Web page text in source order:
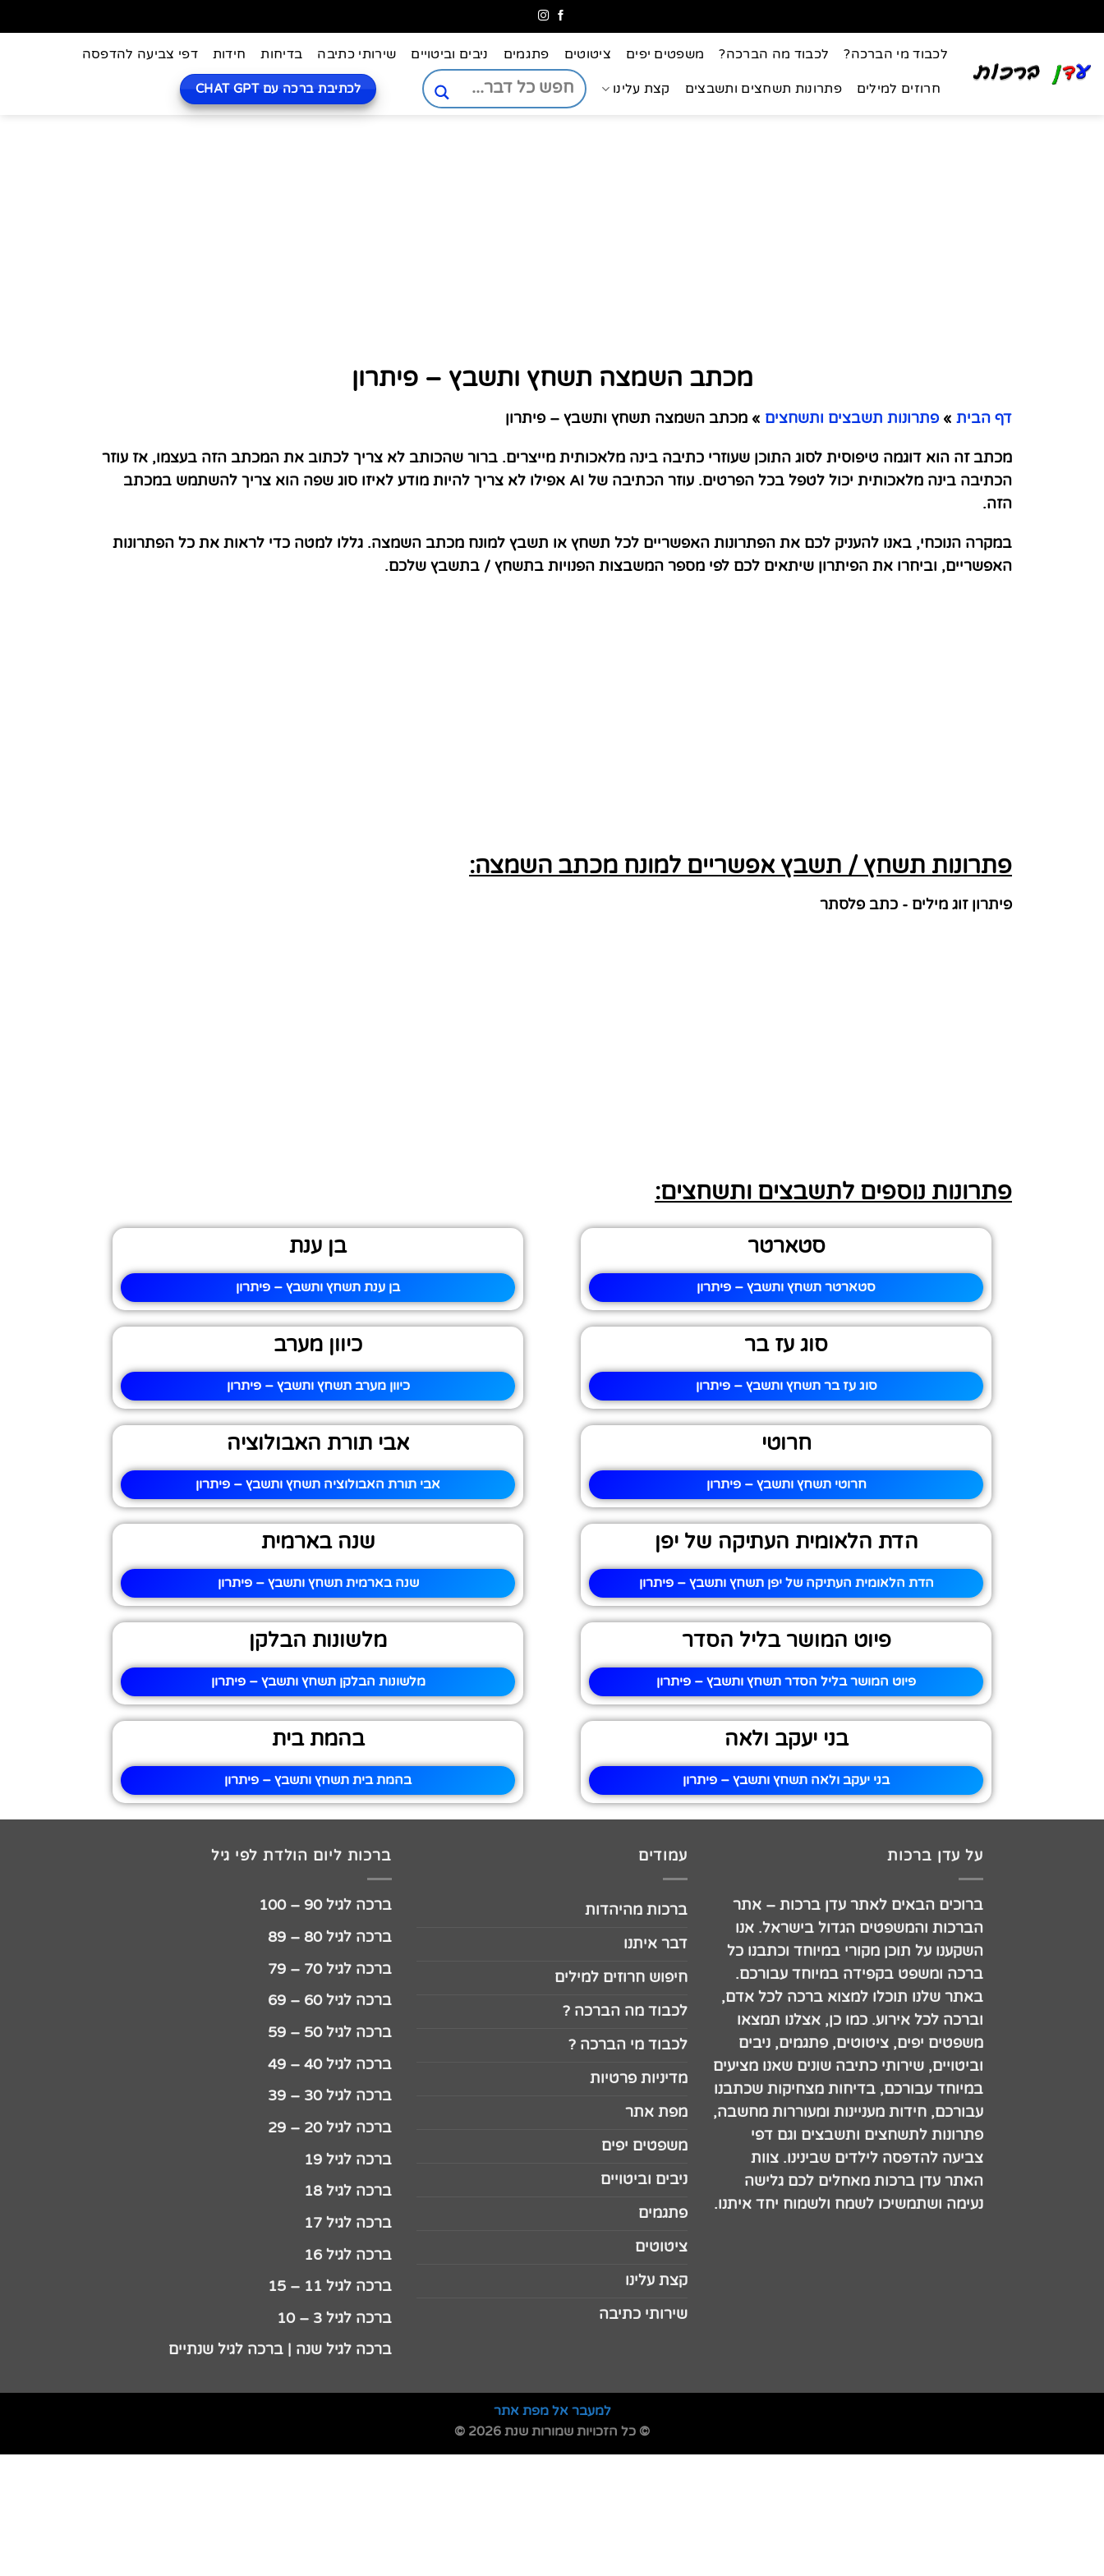
לכבוד מי הברכה? לכבוד מה הברכה? משפטים יפים ציטוטים פתגמים ניבים וביטויים שירותי כתיבה בדיחות חידות דפי צביעה להדפסה
חרוזים למילים פתרונות תשחצים ותשבצים קצת עלינו לכתיבת ברכה עם CHAT GPT
מכתב השמצה תשחץ ותשבץ – פיתרון
דף הבית » פתרונות תשבצים ותשחצים » מכתב השמצה תשחץ ותשבץ – פיתרון
מכתב זה הוא דוגמה טיפוסית לסוג התוכן שעוזרי כתיבה בינה מלאכותית מייצרים. ברור שהכותב לא צריך לכתוב את המכתב הזה בעצמו, אז עוזר
הכתיבה בינה מלאכותית יכול לטפל בכל הפרטים. עוזר הכתיבה של AI אפילו לא צריך להיות מודע לאיזו סוג שפה הוא צריך להשתמש במכתב
הזה.
במקרה הנוכחי, באנו להעניק לכם את הפתרונות האפשריים לכל תשחץ או תשבץ למונח מכתב השמצה. גללו למטה כדי לראות את כל הפתרונות
האפשריים, וביחרו את הפיתרון שיתאים לכם לפי מספר המשבצות הפנויות בתשחץ / בתשבץ שלכם.
פתרונות תשחץ / תשבץ אפשריים למונח מכתב השמצה:
פיתרון זוג מילים - כתב פלסתר
פתרונות נוספים לתשבצים ותשחצים:
סטארטר
סטארטר תשחץ ותשבץ – פיתרון
בן ענת
בן ענת תשחץ ותשבץ – פיתרון
סוג עז בר
סוג עז בר תשחץ ותשבץ – פיתרון
כיוון מערב
כיוון מערב תשחץ ותשבץ – פיתרון
חרוטי
חרוטי תשחץ ותשבץ – פיתרון
אבי תורת האבולוציה
אבי תורת האבולוציה תשחץ ותשבץ – פיתרון
הדת הלאומית העתיקה של יפן
הדת הלאומית העתיקה של יפן תשחץ ותשבץ – פיתרון
שנה בארמית
שנה בארמית תשחץ ותשבץ – פיתרון
פיוט המושר בליל הסדר
פיוט המושר בליל הסדר תשחץ ותשבץ – פיתרון
מלשונות הבלקן
מלשונות הבלקן תשחץ ותשבץ – פיתרון
בני יעקב ולאה
בני יעקב ולאה תשחץ ותשבץ – פיתרון
בהמת בית
בהמת בית תשחץ ותשבץ – פיתרון
על עדן ברכות
ברוכים הבאים לאתר עדן ברכות – אתר
הברכות והמשפטים הגדול בישראל. אנו
השקענו על תוכן מקורי במיוחד וכתבנו כל
ברכה ומשפט בקפידה במיוחד עבורכם.
באתר שלנו תוכלו למצוא ברכה לכל אדם,
וברכה לכל אירוע. כמו כן, אצלנו תמצאו
משפטים יפים, ציטוטים, פתגמים, ניבים
וביטויים, שירותי כתיבה שונים שאנו מציעים
במיוחד עבורכם, בדיחות מצחיקות שכתבנו
עבורכם, חידות מעניינות ומעוררות מחשבה,
פתרונות לתשחצים ותשבצים וגם דפי
צביעה להדפסה לילדים שבינינו. צוות
האתר עדן ברכות מאחלים לכם גלישה
נעימה ושתמשיכו לשמח ולשמוח יחד איתנו.
עמודים
ברכות מהיהדות
דבר איתנו
חיפוש חרוזים למילים
לכבוד מה הברכה ?
לכבוד מי הברכה ?
מדיניות פרטיות
מפת אתר
משפטים יפים
ניבים וביטויים
פתגמים
ציטוטים
קצת עלינו
שירותי כתיבה
ברכות ליום הולדת לפי גיל
ברכה לגיל 90 – 100
ברכה לגיל 80 – 89
ברכה לגיל 70 – 79
ברכה לגיל 60 – 69
ברכה לגיל 50 – 59
ברכה לגיל 40 – 49
ברכה לגיל 30 – 39
ברכה לגיל 20 – 29
ברכה לגיל 19
ברכה לגיל 18
ברכה לגיל 17
ברכה לגיל 16
ברכה לגיל 11 – 15
ברכה לגיל 3 – 10
ברכה לגיל שנה | ברכה לגיל שנתיים
למעבר אל מפת אתר
© כל הזכויות שמורות שנת 2026 ©